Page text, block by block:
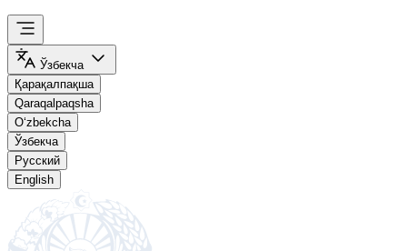
Ўзбекча
Қарақалпақша
Qaraqalpaqsha
O‘zbekcha
Ўзбекча
Русский
English